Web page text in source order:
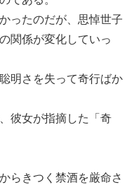
ったのだが、思悼世子
関係が変化していっ
明さを失って奇行ばか
彼女が指摘した「奇
らきつく禁酒を厳命さ